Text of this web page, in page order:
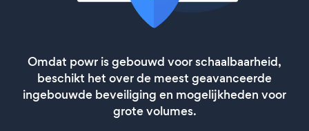
Omdat powr is gebouwd voor schaalbaarheid,
beschikt het over de meest geavanceerde
ingebouwde beveiliging en mogelijkheden voor
grote volumes.